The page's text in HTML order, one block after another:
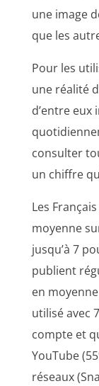
une image
que les
Pour les
une réalité
d’entre eux
consulter
un chiffre
Les
moyenne
jusqu’à 7
publient
en
utilisé avec
compte et
YouTube
réseaux